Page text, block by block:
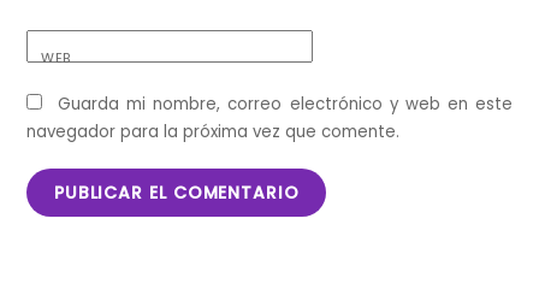
WEB
Guarda mi nombre, correo electrónico y web en este
navegador para la próxima vez que comente.